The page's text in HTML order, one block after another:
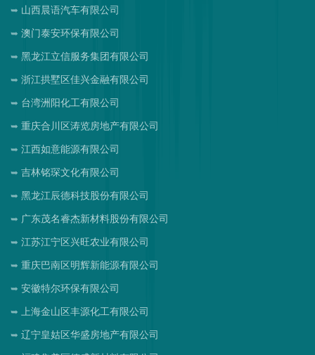
山西晨语汽车有限公司
澳门泰安环保有限公司
黑龙江立信服务集团有限公司
浙江拱墅区佳兴金融有限公司
台湾洲阳化工有限公司
重庆合川区涛览房地产有限公司
江西如意能源有限公司
吉林铭琛文化有限公司
黑龙江辰德科技股份有限公司
广东茂名睿杰新材料股份有限公司
江苏江宁区兴旺农业有限公司
重庆巴南区明辉新能源有限公司
安徽特尔环保有限公司
上海金山区丰源化工有限公司
辽宁皇姑区华盛房地产有限公司